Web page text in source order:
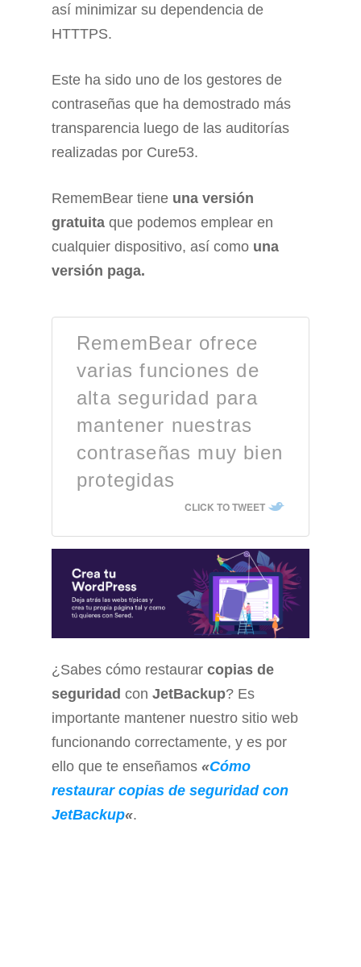
así minimizar su dependencia de
HTTTPS.
Este ha sido uno de los gestores de
contraseñas que ha demostrado más
transparencia luego de las auditorías
realizadas por Cure53.
RememBear tiene una versión
gratuita que podemos emplear en
cualquier dispositivo, así como una
versión paga.
RememBear ofrece
varias funciones de
alta seguridad para
mantener nuestras
contraseñas muy bien
protegidas
CLICK TO TWEET
¿Sabes cómo restaurar copias de
seguridad con JetBackup? Es
importante mantener nuestro sitio web
funcionando correctamente, y es por
ello que te enseñamos «Cómo
restaurar copias de seguridad con
JetBackup«.